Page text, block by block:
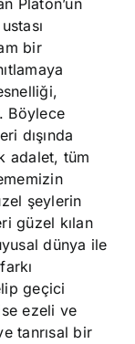
Platon’un
bir
Böylece
dışında
adalet, tüm
şeylerin
güzel kılan
dünya ile
geçici
ezeli ve
tanrısal bir